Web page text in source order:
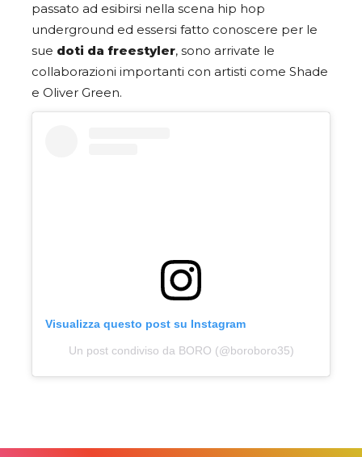
passato ad esibirsi nella scena hip hop
underground ed essersi fatto conoscere per le
sue doti da freestyler, sono arrivate le
collaborazioni importanti con artisti come Shade
e Oliver Green.
Visualizza questo post su Instagram
Un post condiviso da BORO (@boroboro35)